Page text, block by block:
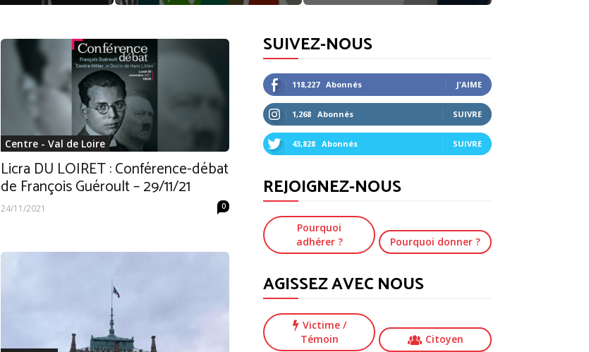
Centre - Val de Loire
Licra DU LOIRET : Conférence-débat
de François Guéroult – 29/11/21
24/11/2021 0
SUIVEZ-NOUS
118,227 Abonnés J'AIME
1,268 Abonnés SUIVRE
43,828 Abonnés SUIVRE
REJOIGNEZ-NOUS
Pourquoi
adhérer ?
Pourquoi donner ?
AGISSEZ AVEC NOUS
Victime /
Témoin
Citoyen